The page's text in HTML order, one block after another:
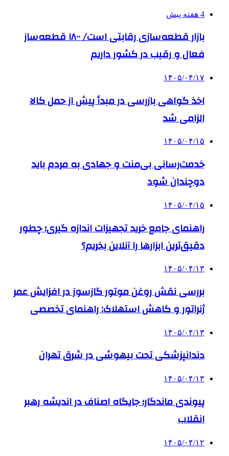
4 هفته پیش
بازار قطعه‌سازی رقابتی است/ ۱۸۰۰ قطعه‌ساز
فعال و رقیب در کشور داریم
۱۴۰۵/۰۴/۱۷
اخذ گواهی بازرسی در مبدأ پیش از حمل کالا
الزامی شد
۱۴۰۵/۰۴/۱۵
خدمت‌رسانی بی‌منت و جهادی به مردم باید
دوچندان شود
۱۴۰۵/۰۴/۱۵
راهنمای جامع خرید تجهیزات اندازه گیری؛ چطور
دقیق‌ترین ابزارها را آنلاین بخریم؟
۱۴۰۵/۰۴/۱۳
بررسی نقش روغن موتور گازسوز در افزایش عمر
ژنراتور و کاهش استهلاک: راهنمای تخصصی
۱۴۰۵/۰۴/۱۳
دندانپزشکی تحت بیهوشی در شرق تهران
۱۴۰۵/۰۴/۱۳
پیوندی ماندگار؛ جایگاه اصناف در اندیشه رهبر
انقلاب
۱۴۰۵/۰۴/۱۲